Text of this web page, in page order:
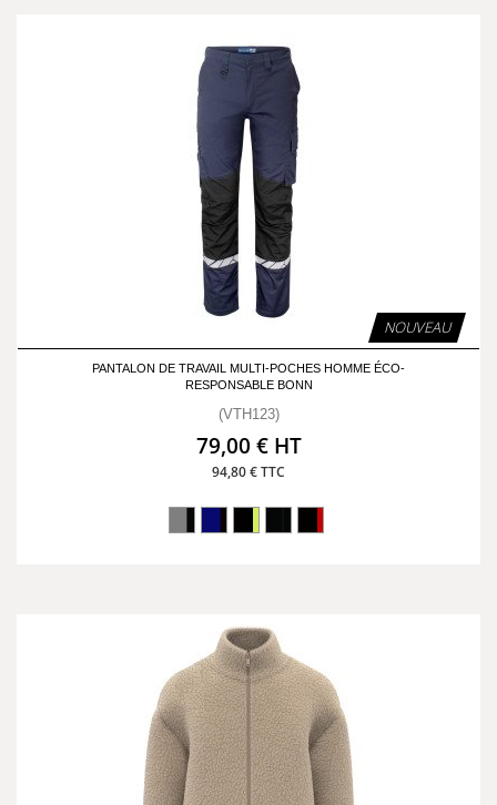
NOUVEAU
PANTALON DE TRAVAIL MULTI-POCHES HOMME ÉCO-
RESPONSABLE BONN
(VTH123)
79,00 € HT
94,80 € TTC